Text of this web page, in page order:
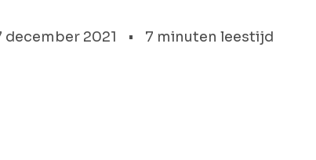
december 2021 • 7 minuten leestijd